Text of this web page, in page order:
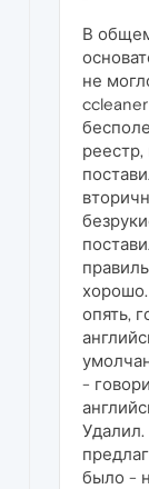
В
не
опять,
-
Удалил.
было -